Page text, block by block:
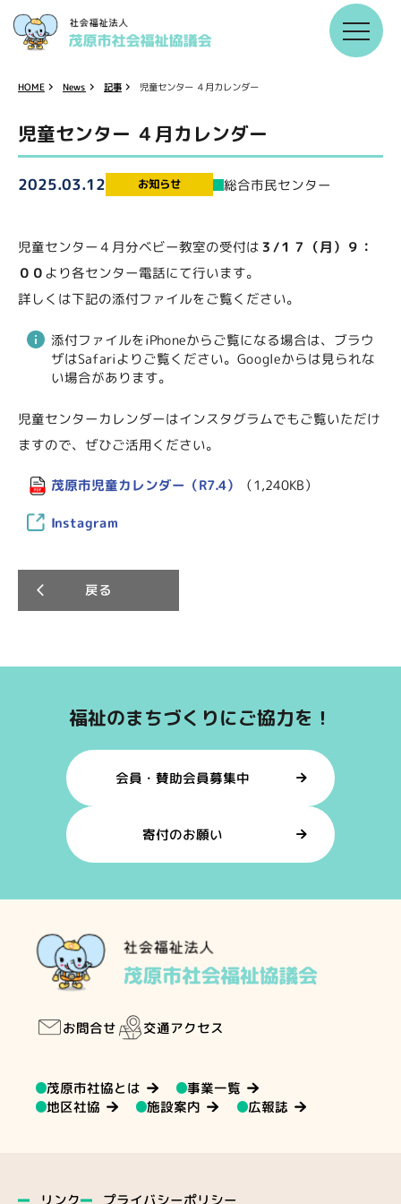
HOME News 記事 児童センター ４月カレンダー
児童センター ４月カレンダー
2025.03.12 お知らせ 総合市民センター
児童センター４月分ベビー教室の受付は３/１７（月）９：
００より各センター電話にて行います。
詳しくは下記の添付ファイルをご覧ください。
添付ファイルをiPhoneからご覧になる場合は、ブラウ
ザはSafariよりご覧ください。Googleからは見られな
い場合があります。
児童センターカレンダーはインスタグラムでもご覧いただけ
ますので、ぜひご活用ください。
茂原市児童カレンダー（R7.4） （1,240KB）
Instagram
戻る
福祉のまちづくりにご協力を！
会員・賛助会員募集中
寄付のお願い
お問合せ 交通アクセス
茂原市社協とは
事業一覧
地区社協
施設案内 広報誌
リンク プライバシーポリシー